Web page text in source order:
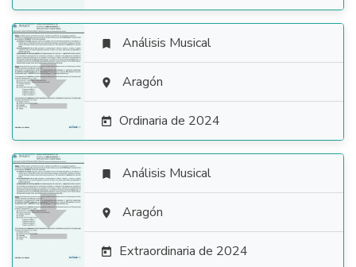

 Análisis Musical
 Aragón
 Ordinaria de 2024

 Análisis Musical
 Aragón
 Extraordinaria de 2024